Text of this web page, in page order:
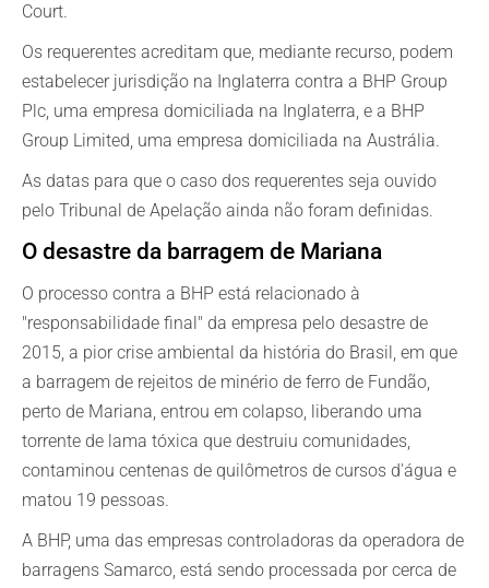
Court.
Os requerentes acreditam que, mediante recurso, podem
estabelecer jurisdição na Inglaterra contra a BHP Group
Plc, uma empresa domiciliada na Inglaterra, e a BHP
Group Limited, uma empresa domiciliada na Austrália.
As datas para que o caso dos requerentes seja ouvido
pelo Tribunal de Apelação ainda não foram definidas.
O desastre da barragem de Mariana
O processo contra a BHP está relacionado à
"responsabilidade final" da empresa pelo desastre de
2015, a pior crise ambiental da história do Brasil, em que
a barragem de rejeitos de minério de ferro de Fundão,
perto de Mariana, entrou em colapso, liberando uma
torrente de lama tóxica que destruiu comunidades,
contaminou centenas de quilômetros de cursos d'água e
matou 19 pessoas.
A BHP, uma das empresas controladoras da operadora de
barragens Samarco, está sendo processada por cerca de